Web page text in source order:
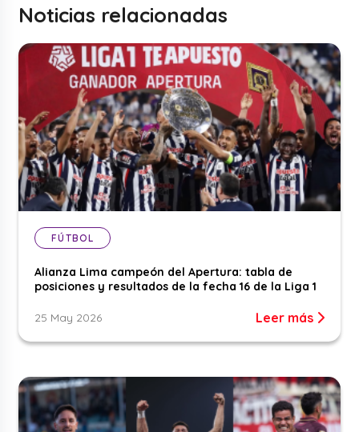
Noticias relacionadas
FÚTBOL
Alianza Lima campeón del Apertura: tabla de
posiciones y resultados de la fecha 16 de la Liga 1
25 May 2026 Leer más